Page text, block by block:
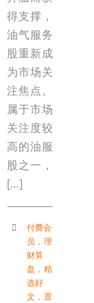
得支撑，
油气服务
股重新成
为市场关
注焦点。
属于市场
关注度较
高的油服
股之一，
[…]
付费会
员 ， 理
财算
盘 ， 精
选好
文 ， 置